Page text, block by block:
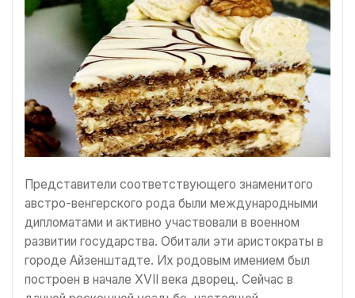
Представители соответствующего знаменитого
австро-венгерского рода были международными
дипломатами и активно участвовали в военном
развитии государства. Обитали эти аристократы в
городе Айзенштадте. Их родовым имением был
построен в начале XVII века дворец. Сейчас в